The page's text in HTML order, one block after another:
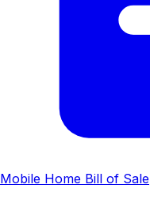
Mobile Home Bill of Sale